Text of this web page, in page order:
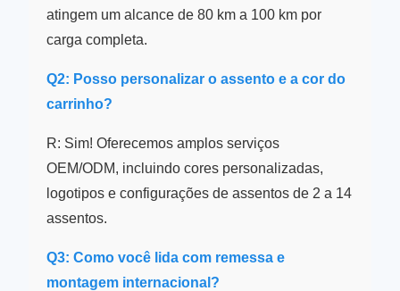
atingem um alcance de 80 km a 100 km por
carga completa.
Q2: Posso personalizar o assento e a cor do
carrinho?
R: Sim! Oferecemos amplos serviços
OEM/ODM, incluindo cores personalizadas,
logotipos e configurações de assentos de 2 a 14
assentos.
Q3: Como você lida com remessa e
montagem internacional?